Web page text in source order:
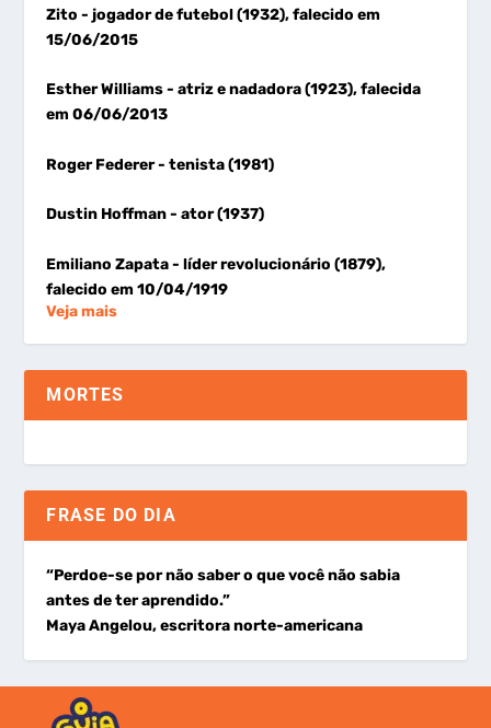
Zito- jogador de futebol (1932), falecido em
15/06/2015
Esther Williams- atriz e nadadora (1923), falecida
em 06/06/2013
Roger Federer- tenista (1981)
Dustin Hoffman- ator (1937)
Emiliano Zapata- líder revolucionário (1879),
falecido em 10/04/1919
Veja mais
MORTES
FRASE DO DIA
“Perdoe-se por não saber o que você não sabia
antes de ter aprendido.”
Maya Angelou, escritora norte-americana